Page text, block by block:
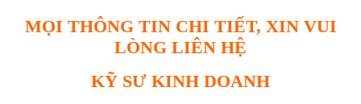
MỌI THÔNG TIN CHI TIẾT, XIN VUI
LÒNG LIÊN HỆ
KỸ SƯ KINH DOANH